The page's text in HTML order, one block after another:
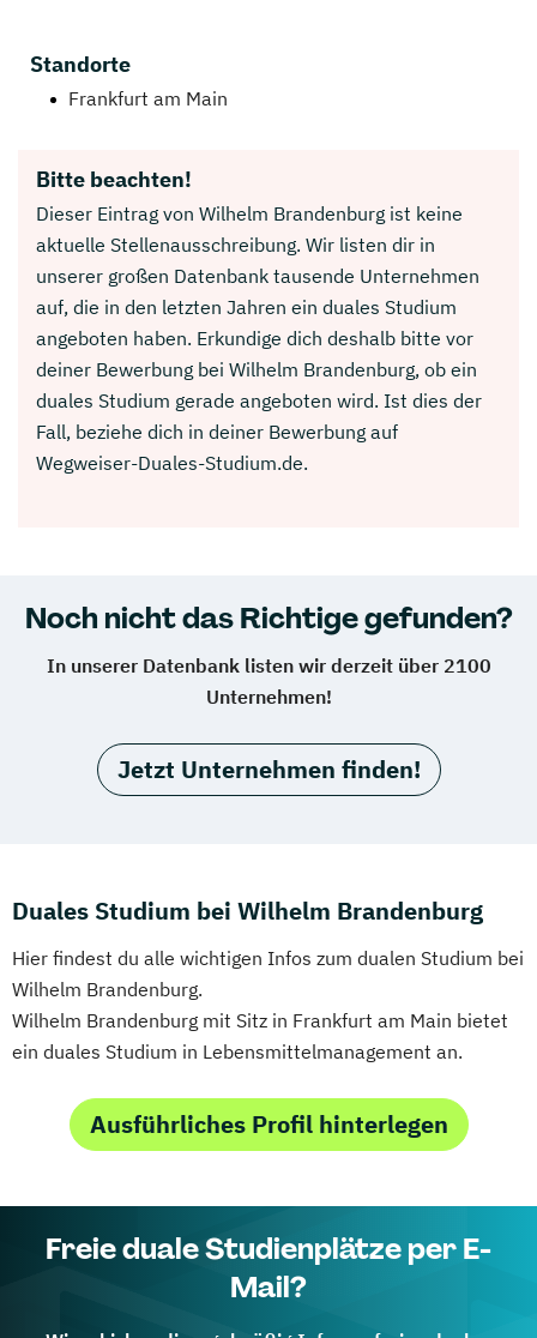
Standorte
Frankfurt am Main
Bitte beachten!
Dieser Eintrag von Wilhelm Brandenburg ist keine
aktuelle Stellenausschreibung. Wir listen dir in
unserer großen Datenbank tausende Unternehmen
auf, die in den letzten Jahren ein duales Studium
angeboten haben. Erkundige dich deshalb bitte vor
deiner Bewerbung bei Wilhelm Brandenburg, ob ein
duales Studium gerade angeboten wird. Ist dies der
Fall, beziehe dich in deiner Bewerbung auf
Wegweiser-Duales-Studium.de.
Noch nicht das Richtige gefunden?
In unserer Datenbank listen wir derzeit über 2100
Unternehmen!
Jetzt Unternehmen finden!
Duales Studium bei Wilhelm Brandenburg
Hier findest du alle wichtigen Infos zum dualen Studium bei
Wilhelm Brandenburg.
Wilhelm Brandenburg mit Sitz in Frankfurt am Main bietet
ein duales Studium in Lebensmittelmanagement an.
Ausführliches Profil hinterlegen
Freie duale Studienplätze per E-
Mail?